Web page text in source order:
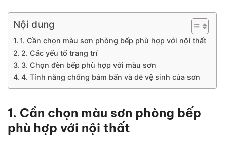
Nội dung
1. Cần chọn màu sơn phòng bếp phù hợp với nội thất
2. Các yếu tố trang trí
3. Chọn đèn bếp phù hợp với màu sơn
4. Tính năng chống bám bẩn và dễ vệ sinh của sơn
1. Cần chọn màu sơn phòng bếp
phù hợp với nội thất